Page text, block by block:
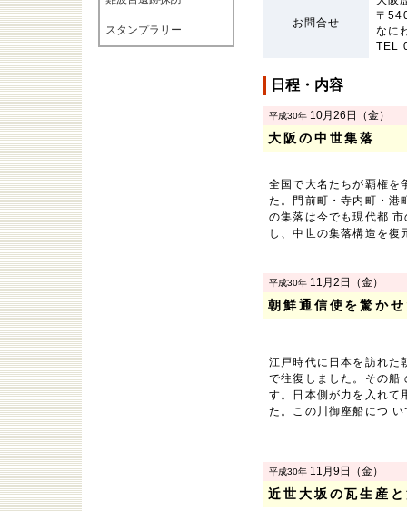
スタンプラリー
お問合せ
〒
なに
TEL
日程・内容
平成30年 10月26日（金）
大阪の中世集落
全国で大名たちが覇権を
た。門前町・寺内町・港
の集落は今でも現代都
し、中世の集落構造を復
平成30年 11月2日（金）
朝鮮通信使を驚か
江戸時代に日本を訪れた
で往復しました。その船
す。日本側が力を入れて
た。この川御座船につ
平成30年 11月9日（金）
近世大坂の瓦生産